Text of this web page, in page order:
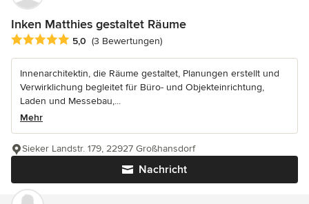
Inken Matthies gestaltet Räume
Durchschnittliche Bewertung: 5 von 5 Sternen
5,0 (3 Bewertungen)
Innenarchitektin, die Räume gestaltet, Planungen erstellt und
Verwirklichung begleitet für Büro- und Objekteinrichtung,
Laden und Messebau,...
Mehr
Nachricht
Sieker Landstr. 179, 22927 Großhansdorf